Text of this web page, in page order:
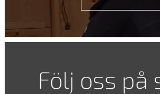
Följ oss på